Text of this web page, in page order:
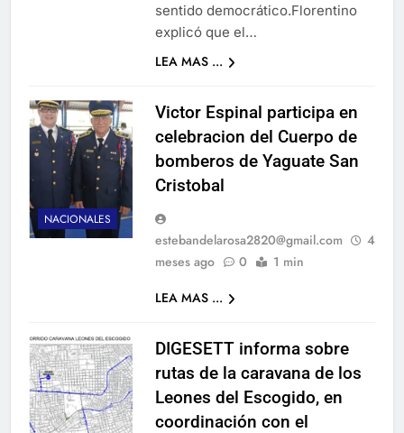
sentido democrático.Florentino
explicó que el…
LEA MAS ...
NACIONALES
Victor Espinal participa en
celebracion del Cuerpo de
bomberos de Yaguate San
Cristobal
estebandelarosa2820@gmail.com
4
meses ago
0
1 min
LEA MAS ...
DIGESETT informa sobre
rutas de la caravana de los
Leones del Escogido, en
coordinación con el